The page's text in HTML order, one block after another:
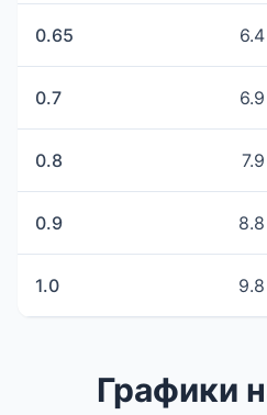
0.65 6.4
0.7 6.9
0.8 7.9
0.9 8.8
1.0 9.8
Графики